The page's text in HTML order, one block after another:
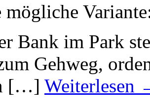
mögliche
Bank im Park
Gehweg,
[…] Weiterlesen